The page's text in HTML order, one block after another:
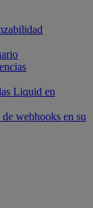
Liquid en
webhooks en su